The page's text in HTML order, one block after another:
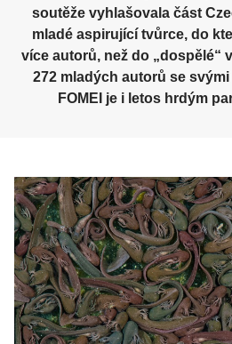
soutěže vyhlašovala část
mladé aspirující tvůrce, do
více autorů, než do „dospělé“
272 mladých autorů se
FOMEI je i letos hrdým